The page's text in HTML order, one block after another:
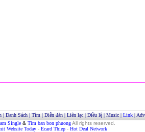
| Danh Sách| Tìm | Diễn đàn| Liên lạc| Điều lệ| Music| Link|
Single& Tim ban bon phuong All rights reserved.
Website Today - Ecard Thiep - Hot Deal Network